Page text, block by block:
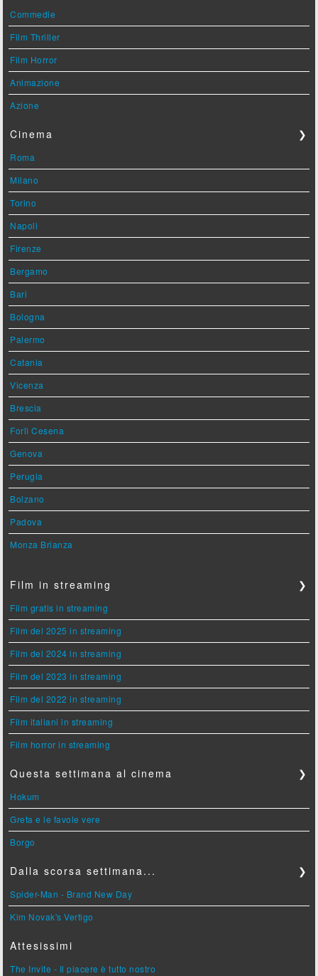
Commedie
Film Thriller
Film Horror
Animazione
Azione
Cinema ❯
Roma
Milano
Torino
Napoli
Firenze
Bergamo
Bari
Bologna
Palermo
Catania
Vicenza
Brescia
Forlì Cesena
Genova
Perugia
Bolzano
Padova
Monza Brianza
Film in streaming ❯
Film gratis in streaming
Film del 2025 in streaming
Film del 2024 in streaming
Film del 2023 in streaming
Film del 2022 in streaming
Film italiani in streaming
Film horror in streaming
Questa settimana al cinema ❯
Hokum
Greta e le favole vere
Borgo
Dalla scorsa settimana... ❯
Spider-Man - Brand New Day
Kim Novak's Vertigo
Attesissimi
The Invite - Il piacere è tutto nostro